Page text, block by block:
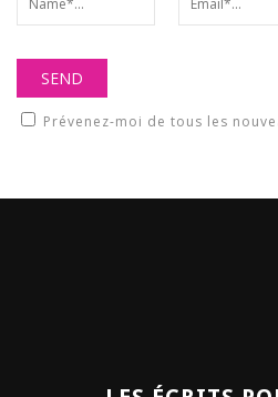
Prévenez-moi de tous les